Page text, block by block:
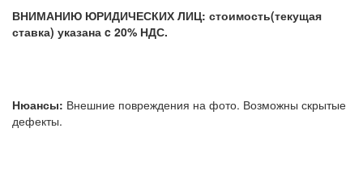
ВНИМАНИЮ ЮРИДИЧЕСКИХ ЛИЦ: стоимость(текущая
ставка) указана c 20% НДС.
Нюансы: Внешние повреждения на фото. Возможны скрытые
дефекты.